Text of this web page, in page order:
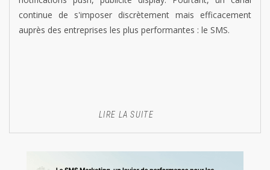
continue de s'imposer discrètement mais efficacement
auprès des entreprises les plus performantes : le SMS.
LIRE LA SUITE